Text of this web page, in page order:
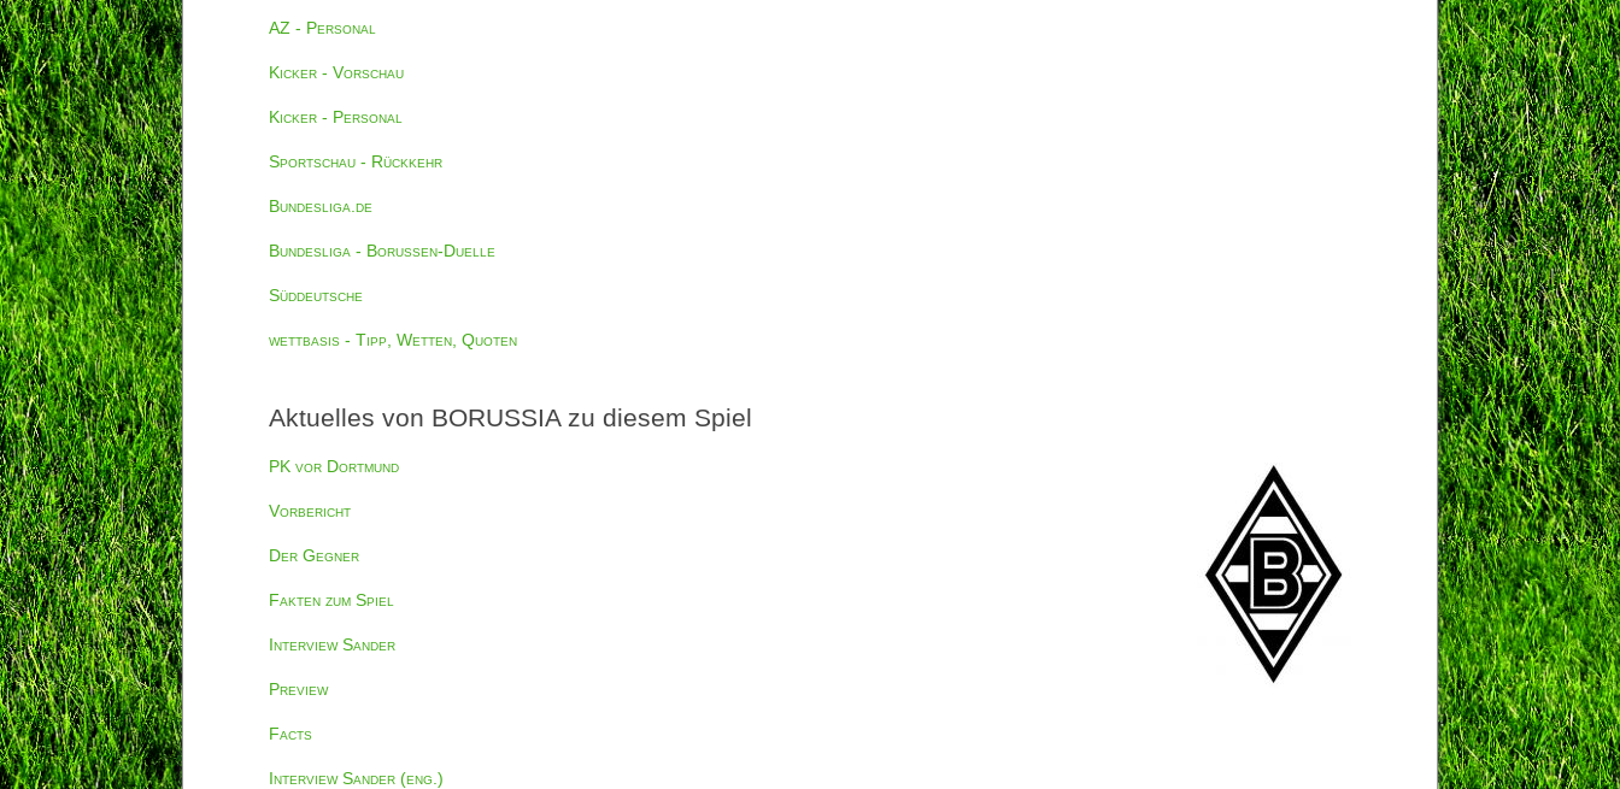
AZ - Personal
Kicker - Vorschau
Kicker - Personal
Sportschau - Rückkehr
Bundesliga.de
Bundesliga - Borussen-Duelle
Süddeutsche
wettbasis - Tipp, Wetten, Quoten
Aktuelles von BORUSSIA zu diesem Spiel
PK vor Dortmund
Vorbericht
Der Gegner
Fakten zum Spiel
Interview Sander
Preview
Facts
Interview Sander (eng.)